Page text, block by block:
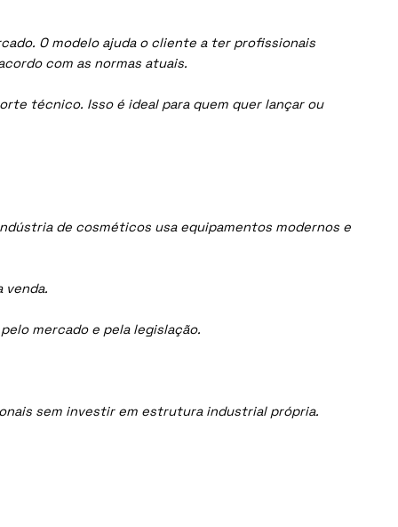
O modelo ajuda o cliente a ter profissionais
com as normas atuais.
técnico. Isso é ideal para quem quer lançar ou
de cosméticos usa equipamentos modernos e
venda.
mercado e pela legislação.
sem investir em estrutura industrial própria.